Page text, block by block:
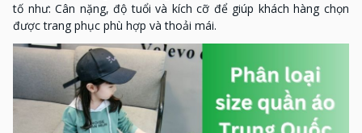
tố như: Cân nặng, độ tuổi và kích cỡ để giúp khách hàng chọn
được trang phục phù hợp và thoải mái.